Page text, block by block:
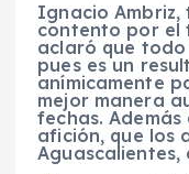
Ignacio Ambriz,
contento por el
aclaró que
pues es un
anímicamente
mejor manera
fechas.
afición, que los